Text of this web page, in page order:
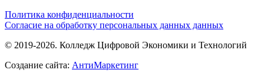
Политика конфиденциальности
Согласие на обработку персональных данных данных
© 2019-2026. Колледж Цифровой Экономики и Технологий
Создание сайта: АнтиМаркетинг